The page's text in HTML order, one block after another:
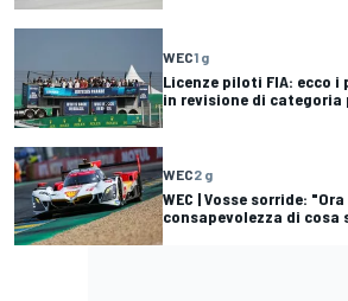
WEC1 g
Licenze piloti FIA: ecco
in revisione di categoria
WEC2 g
WEC | Vosse sorride:
consapevolezza di